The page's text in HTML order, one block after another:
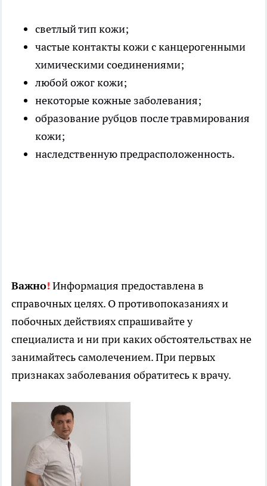
светлый тип кожи;
частые контакты кожи с канцерогенными
химическими соединениями;
любой ожог кожи;
некоторые кожные заболевания;
образование рубцов после травмирования
кожи;
наследственную предрасположенность.
Важно! Информация предоставлена в
справочных целях. О противопоказаниях и
побочных действиях спрашивайте у
специалиста и ни при каких обстоятельствах не
занимайтесь самолечением. При первых
признаках заболевания обратитесь к врачу.